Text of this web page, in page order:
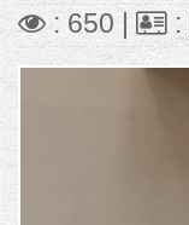
: 650 | :